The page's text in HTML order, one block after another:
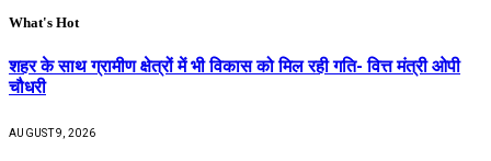
What's Hot
शहर के साथ ग्रामीण क्षेत्रों में भी विकास को मिल रही गति- वित्त मंत्री ओपी
चौधरी
AUGUST 9, 2026